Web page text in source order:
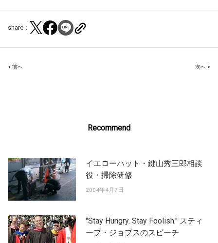
share：
Post
< 前へ 次へ >
Recommend
イエローハット・鍵山秀三郎相談
役・掃除研修
2004年4月7日
"Stay Hungry. Stay Foolish." スティ
ーブ・ジョブスのスピーチ